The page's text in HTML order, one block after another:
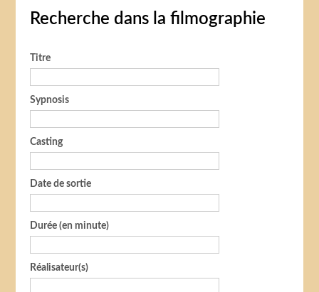
Recherche dans la filmographie
Titre
Sypnosis
Casting
Date de sortie
Durée (en minute)
Réalisateur(s)